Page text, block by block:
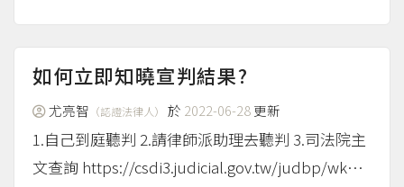
您和他之間的內部關係，不影響其效力。假如提起
上訴，要看上級審如何認定。至於該律師有沒有律
師法第43條第2項...
（more...）
如何立即知曉宣判結果?
尤亮智 （認證法律人） 於 2022-06-28更新
1.自己到庭聽判 2.請律師派助理去聽判 3.司法院主
文查詢 https://csdi3.judicial.gov.tw/judbp/wkw/